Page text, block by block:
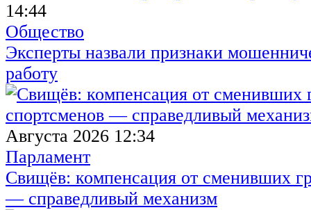
14:44
Общество
Эксперты назвали признаки
работу
Августа 2026 12:34
Парламент
Свищёв: компенсация от сменивших
— справедливый механизм